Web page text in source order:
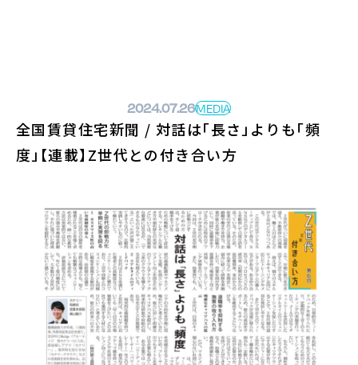
2024.07.26MEDIA
全国賃貸住宅新聞 / 対話は「長さ」よりも「頻
度」【連載】Z世代との付き合い方